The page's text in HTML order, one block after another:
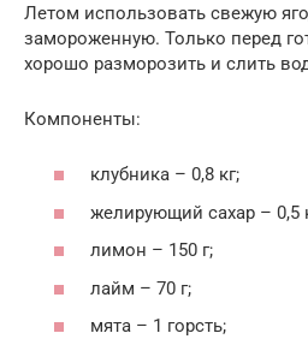
Летом использовать свежую
замороженную. Только перед
хорошо разморозить и слить
Компоненты:
клубника – 0,8 кг;
желирующий сахар – 0,5
лимон – 150 г;
лайм – 70 г;
мята – 1 горсть;